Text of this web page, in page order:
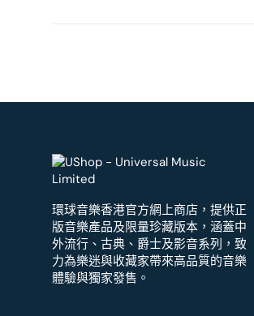
環球音樂香港官方網上商店，提供正
版音樂產品及限量珍藏版本，涵蓋中
外流行、古典、爵士及影音系列，致
力為樂迷與收藏家帶來高品質的音樂
體驗與獨家發售。